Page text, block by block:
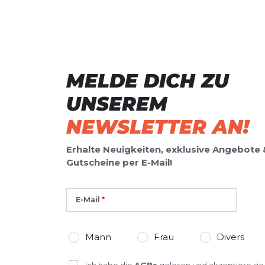
MELDE DICH ZU
UNSEREM
NEWSLETTER AN!
Erhalte Neuigkeiten, exklusive Angebote
Gutscheine per E-Mail!
E-Mail
Mann Frau Divers